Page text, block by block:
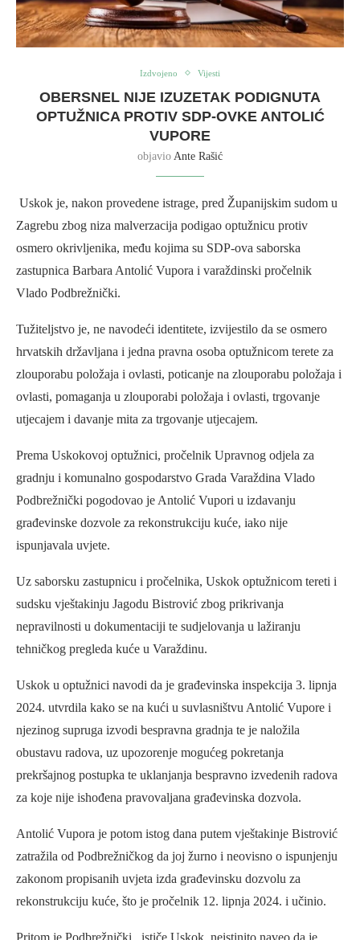
Izdvojeno Vijesti
OBERSNEL NIJE IZUZETAK PODIGNUTA
OPTUŽNICA PROTIV SDP-OVKE ANTOLIĆ
VUPORE
objavio Ante Rašić
Uskok je, nakon provedene istrage, pred Županijskim sudom u
Zagrebu zbog niza malverzacija podigao optužnicu protiv
osmero okrivljenika, među kojima su SDP-ova saborska
zastupnica Barbara Antolić Vupora i varaždinski pročelnik
Vlado Podbrežnički.
Tužiteljstvo je, ne navodeći identitete, izvijestilo da se osmero
hrvatskih državljana i jedna pravna osoba optužnicom terete za
zlouporabu položaja i ovlasti, poticanje na zlouporabu položaja i
ovlasti, pomaganja u zlouporabi položaja i ovlasti, trgovanje
utjecajem i davanje mita za trgovanje utjecajem.
Prema Uskokovoj optužnici, pročelnik Upravnog odjela za
gradnju i komunalno gospodarstvo Grada Varaždina Vlado
Podbrežnički pogodovao je Antolić Vupori u izdavanju
građevinske dozvole za rekonstrukciju kuće, iako nije
ispunjavala uvjete.
Uz saborsku zastupnicu i pročelnika, Uskok optužnicom tereti i
sudsku vještakinju Jagodu Bistrović zbog prikrivanja
nepravilnosti u dokumentaciji te sudjelovanja u lažiranju
tehničkog pregleda kuće u Varaždinu.
Uskok u optužnici navodi da je građevinska inspekcija 3. lipnja
2024. utvrdila kako se na kući u suvlasništvu Antolić Vupore i
njezinog supruga izvodi bespravna gradnja te je naložila
obustavu radova, uz upozorenje mogućeg pokretanja
prekršajnog postupka te uklanjanja bespravno izvedenih radova
za koje nije ishođena pravovaljana građevinska dozvola.
Antolić Vupora je potom istog dana putem vještakinje Bistrović
zatražila od Podbrežničkog da joj žurno i neovisno o ispunjenju
zakonom propisanih uvjeta izda građevinsku dozvolu za
rekonstrukciju kuće, što je pročelnik 12. lipnja 2024. i učinio.
Pritom je Podbrežnički , ističe Uskok, neistinito naveo da je